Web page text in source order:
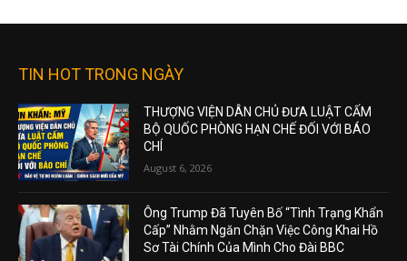
TIN HOT TRONG NGÀY
THƯỢNG VIỆN DÂN CHỦ ĐƯA LUẬT CẤM
BỘ QUỐC PHÒNG HẠN CHẾ ĐỐI VỚI BÁO
CHÍ
August 6, 2026
Ông Trump Đã Tuyên Bố “Tình Trạng Khẩn
Cấp” Nhằm Ngăn Chặn Việc Công Khai Hồ
Sơ Tài Chính Của Mình Cho Đài BBC